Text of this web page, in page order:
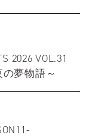
2026 VOL.31
夢物語～